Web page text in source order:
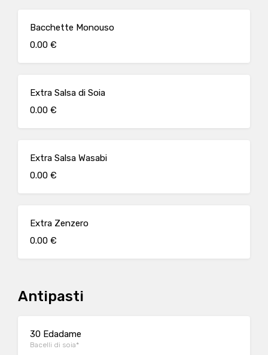
Bacchette Monouso
0.00 €
Extra Salsa di Soia
0.00 €
Extra Salsa Wasabi
0.00 €
Extra Zenzero
0.00 €
Antipasti
30 Edadame
Bacelli di soia*